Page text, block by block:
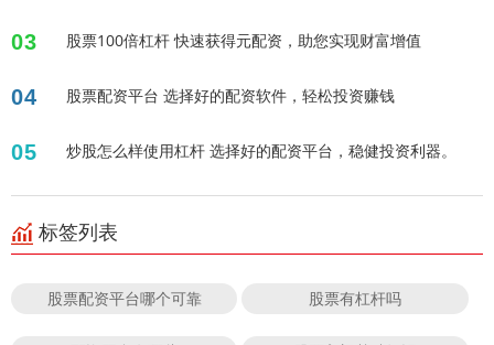
03 股票100倍杠杆 快速获得元配资，助您实现财富增值
04 股票配资平台 选择好的配资软件，轻松投资赚钱
05 炒股怎么样使用杠杆 选择好的配资平台，稳健投资利器。
标签列表
股票配资平台哪个可靠 股票有杠杆吗